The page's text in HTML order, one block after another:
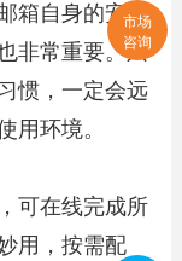
箱自身的安全
非常重要。只
惯，一定会远
用环境。
可在线完成所
用，按需配
市场
咨询